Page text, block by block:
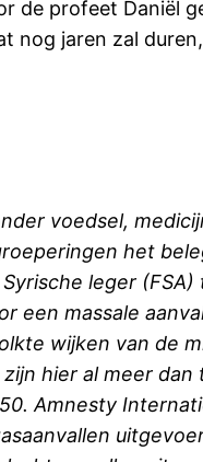
de profeet Daniël
nog jaren zal
voedsel,
het
leger
een massale
wijken van de
hier al meer
Amnesty